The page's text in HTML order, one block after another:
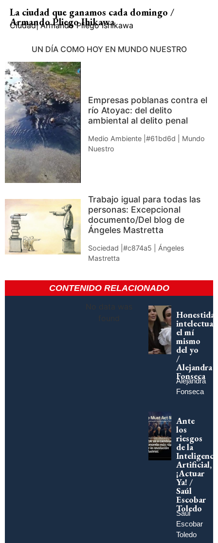
La ciudad que ganamos cada domingo /
Armando Pliego Ihikawa
Ciudad| Armando Pliego Ishikawa
UN DÍA COMO HOY EN MUNDO NUESTRO
Empresas poblanas contra el
río Atoyac: del delito
ambiental al delito penal
Medio Ambiente |#61bd6d | Mundo
Nuestro
Trabajo igual para todas las
personas: Excepcional
documento/Del blog de
Ángeles Mastretta
Sociedad |#c874a5 | Ángeles
Mastretta
CONTENIDO RELACIONADO
No data was
found
intelectual:
el mí
mismo
del yo
/
Alejandra
Fonseca
Alejandra
Fonseca
Ante
los
riesgos
de la
Artificial,
¡Actuar
Ya! /
Saúl
Escobar
Toledo
Saúl
Escobar
Toledo